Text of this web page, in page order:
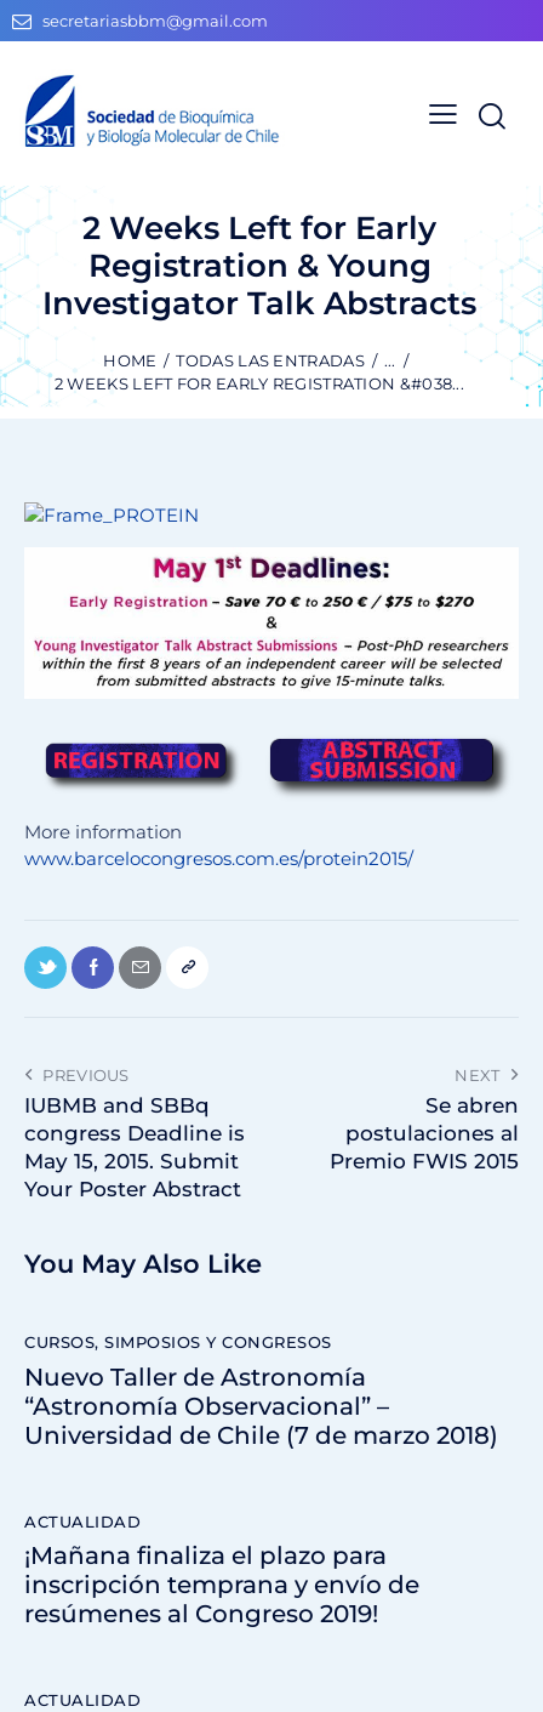
secretariasbbm@gmail.com
2 Weeks Left for Early
Registration & Young
Investigator Talk Abstracts
HOME TODAS LAS ENTRADAS
...
2 WEEKS LEFT FOR EARLY REGISTRATION &#038...
More information
www.barcelocongresos.com.es/protein2015/
PREVIOUS
IUBMB and SBBq
congress Deadline is
May 15, 2015. Submit
Your Poster Abstract
NEXT
Se abren
postulaciones al
Premio FWIS 2015
You May Also Like
CURSOS, SIMPOSIOS Y CONGRESOS
Nuevo Taller de Astronomía
“Astronomía Observacional” –
Universidad de Chile (7 de marzo 2018)
ACTUALIDAD
¡Mañana finaliza el plazo para
inscripción temprana y envío de
resúmenes al Congreso 2019!
ACTUALIDAD